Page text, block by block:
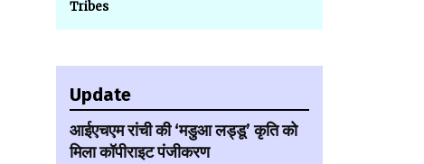
Tribes
Update
आईएचएम रांची की ‘मडुआ लड्डू’ कृति को
मिला कॉपीराइट पंजीकरण